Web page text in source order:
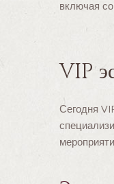
включая
VIP
Сегодня